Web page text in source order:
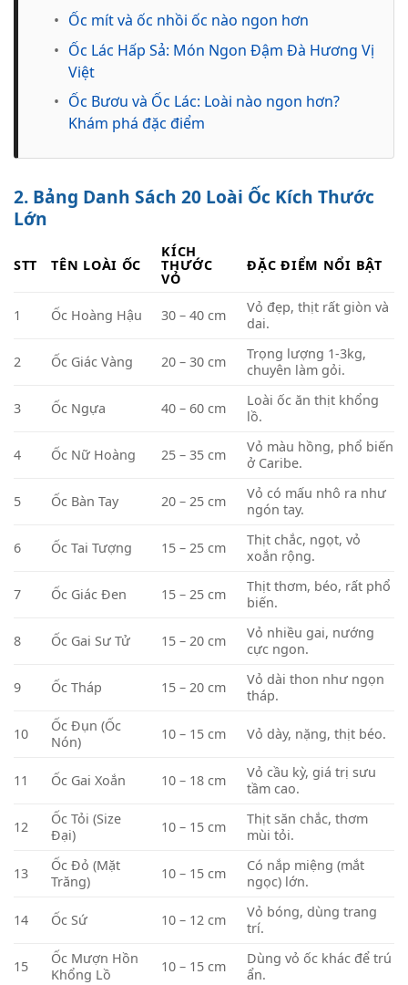
• Ốc mít và ốc nhồi ốc nào ngon hơn
• Ốc Lác Hấp Sả: Món Ngon Đậm Đà Hương Vị
Việt
• Ốc Bươu và Ốc Lác: Loài nào ngon hơn?
Khám phá đặc điểm
2. Bảng Danh Sách 20 Loài Ốc Kích Thước
Lớn
STT TÊN LOÀI ỐC
KÍCH
THƯỚC
VỎ
ĐẶC ĐIỂM NỔI BẬT
1 Ốc Hoàng Hậu 30 – 40 cm
Vỏ đẹp, thịt rất giòn và
dai.
2 Ốc Giác Vàng 20 – 30 cm
Trọng lượng 1-3kg,
chuyên làm gỏi.
3 Ốc Ngựa 40 – 60 cm
Loài ốc ăn thịt khổng
lồ.
4 Ốc Nữ Hoàng 25 – 35 cm
Vỏ màu hồng, phổ biến
ở Caribe.
5 Ốc Bàn Tay 20 – 25 cm
Vỏ có mấu nhô ra như
ngón tay.
6 Ốc Tai Tượng 15 – 25 cm
Thịt chắc, ngọt, vỏ
xoắn rộng.
7 Ốc Giác Đen 15 – 25 cm
Thịt thơm, béo, rất phổ
biến.
8 Ốc Gai Sư Tử 15 – 20 cm
Vỏ nhiều gai, nướng
cực ngon.
9 Ốc Tháp 15 – 20 cm
Vỏ dài thon như ngọn
tháp.
10
Ốc Đụn (Ốc
Nón)
10 – 15 cm Vỏ dày, nặng, thịt béo.
11 Ốc Gai Xoắn 10 – 18 cm
Vỏ cầu kỳ, giá trị sưu
tầm cao.
12
Ốc Tỏi (Size
Đại)
10 – 15 cm
Thịt săn chắc, thơm
mùi tỏi.
13
Ốc Đỏ (Mặt
Trăng)
10 – 15 cm
Có nắp miệng (mắt
ngọc) lớn.
14 Ốc Sứ 10 – 12 cm
Vỏ bóng, dùng trang
trí.
15
Ốc Mượn Hồn
Khổng Lồ
10 – 15 cm
Dùng vỏ ốc khác để trú
ẩn.